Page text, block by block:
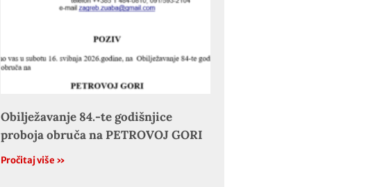
Obilježavanje 84.-te godišnjice
proboja obruča na PETROVOJ GORI
Pročitaj više »